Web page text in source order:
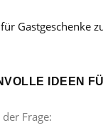
IDEEN
Frage: